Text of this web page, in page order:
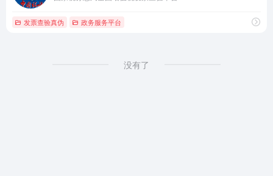
发票查验真伪 政务服务平台
没有了